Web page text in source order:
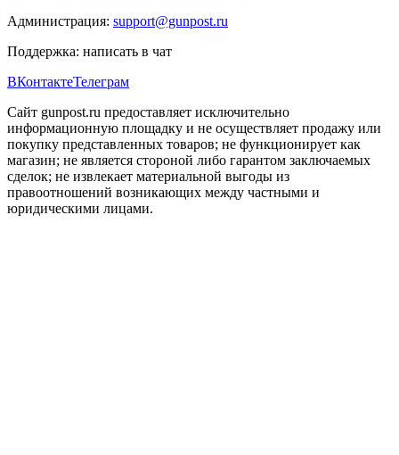
Администрация: support@gunpost.ru
Поддержка: написать в чат
ВКонтактеТелеграм
Сайт gunpost.ru предоставляет исключительно
информационную площадку и не осуществляет продажу или
покупку представленных товаров; не функционирует как
магазин; не является стороной либо гарантом заключаемых
сделок; не извлекает материальной выгоды из
правоотношений возникающих между частными и
юридическими лицами.